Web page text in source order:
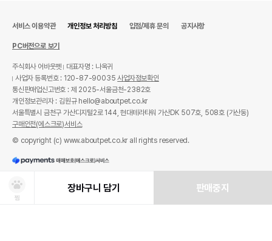
찜
장바구니 담기 판매중지
서비스 이용약관 개인정보 처리방침 입점/제휴 문의 공지사항
PC버전으로 보기
주식회사 어바웃펫
대표자명 : 나옥귀
사업자 등록번호 : 120-87-90035사업자정보확인
통신판매업신고번호 : 제 2025-서울금천-2382호
개인정보관리자 : 김원규 hello@aboutpet.co.kr
서울특별시 금천구 가산디지털2로 144, 현대테라타워 가산DK 507호, 508호 (가산동)
구매안전(에스크로)서비스
© copyright (c) www.aboutpet.co.kr all rights reserved.